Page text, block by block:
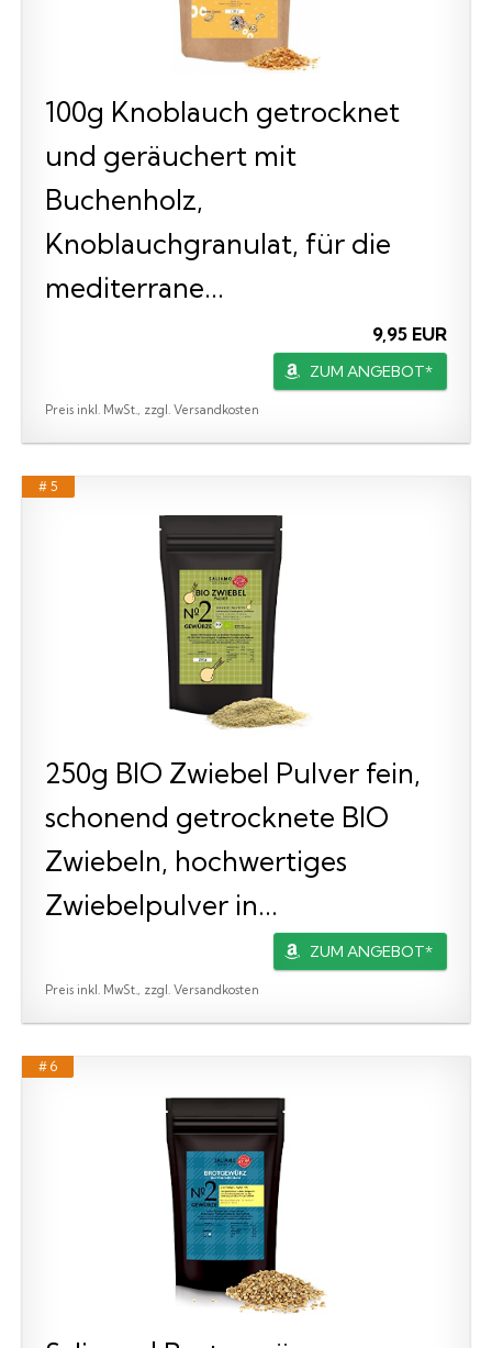
100g Knoblauch getrocknet
und geräuchert mit
Buchenholz,
Knoblauchgranulat, für die
mediterrane...
9,95 EUR
ZUM ANGEBOT*
Preis inkl. MwSt., zzgl. Versandkosten
# 5
250g BIO Zwiebel Pulver fein,
schonend getrocknete BIO
Zwiebeln, hochwertiges
Zwiebelpulver in...
ZUM ANGEBOT*
Preis inkl. MwSt., zzgl. Versandkosten
# 6